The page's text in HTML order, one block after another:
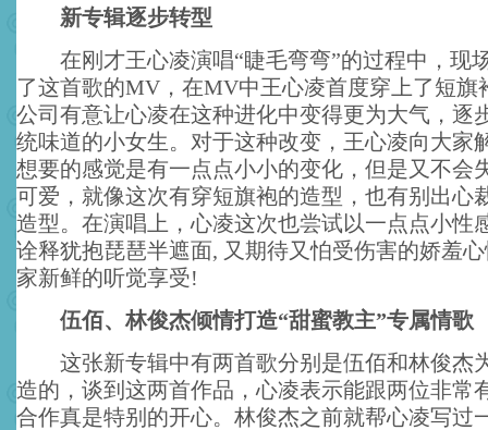
新专辑逐步转型
在刚才王心凌演唱“睫毛弯弯”的过程中，现
了这首歌的MV，在MV中王心凌首度穿上了短旗
公司有意让心凌在这种进化中变得更为大气，逐
统味道的小女生。对于这种改变，王心凌向大家
想要的感觉是有一点点小小的变化，但是又不会
可爱，就像这次有穿短旗袍的造型，也有别出心
造型。在演唱上，心凌这次也尝试以一点点小性
诠释犹抱琵琶半遮面, 又期待又怕受伤害的娇羞
家新鲜的听觉享受!
伍佰、林俊杰倾情打造“甜蜜教主”专属情歌
这张新专辑中有两首歌分别是伍佰和林俊杰
造的，谈到这两首作品，心凌表示能跟两位非常
合作真是特别的开心。林俊杰之前就帮心凌写过